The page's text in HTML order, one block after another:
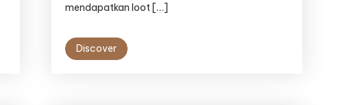
mendapatkan loot […]
Discover